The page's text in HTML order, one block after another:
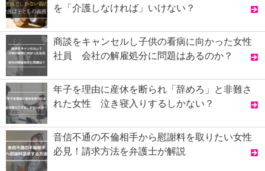
を「介護しなければ」いけない？
商談をキャンセルし子供の看病に向かった女性
社員 会社の解雇処分に問題はあるのか？
年子を理由に産休を断られ「辞めろ」と非難さ
れた女性 泣き寝入りするしかない？
音信不通の不倫相手から慰謝料を取りたい女性
必見！請求方法を弁護士が解説